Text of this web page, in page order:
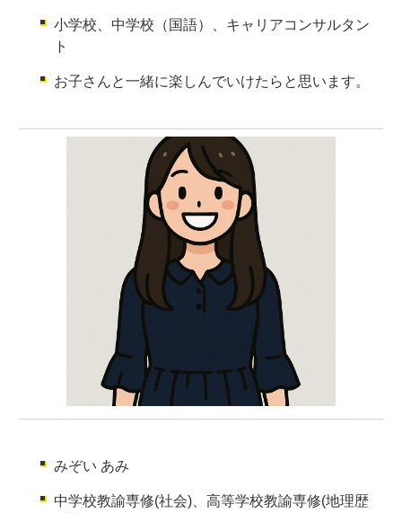
小学校、中学校（国語）、キャリアコンサルタン
ト
お子さんと一緒に楽しんでいけたらと思います。
みぞい あみ
中学校教諭専修(社会)、高等学校教諭専修(地理歴